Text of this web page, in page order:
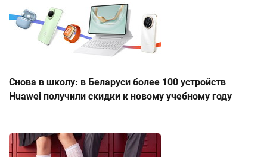
Снова в школу: в Беларуси более 100 устройств
Huawei получили скидки к новому учебному году